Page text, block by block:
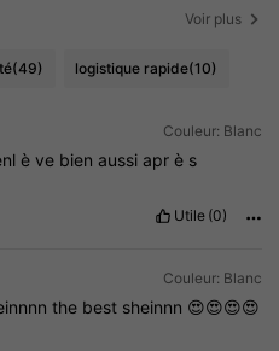
Voir plus
(49) logistique rapide(10)
Couleur: Blanc
ève bien aussi aprè s
Utile (0)
Couleur: Blanc
the best sheinnn 😍😍😍😍